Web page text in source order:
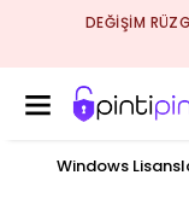
PintiPin
Windows